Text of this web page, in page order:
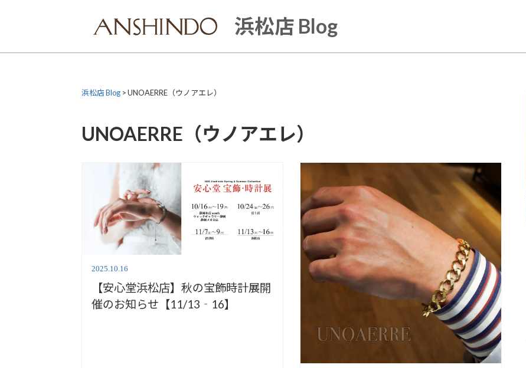
浜松店 Blog
浜松店 Blog >UNOAERRE（ウノアエレ）
UNOAERRE（ウノアエレ）
2025.10.16
【安心堂浜松店】秋の宝飾時計展開
催のお知らせ【11/13‐16】